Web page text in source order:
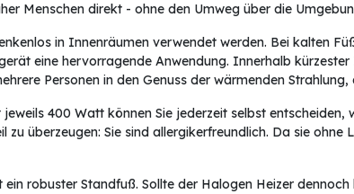
Menschen direkt - ohne den Umweg über die
in Innenräumen verwendet werden. Bei kalten
eine hervorragende Anwendung. Innerhalb
Personen in den Genuss der wärmenden
400 Watt können Sie jederzeit selbst
zu überzeugen: Sie sind allergikerfreundlich. Da sie
ein robuster Standfuß. Sollte der Halogen Heizer